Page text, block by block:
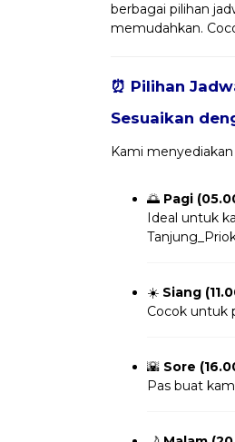
berbagai pilihan
memudahkan.
⏰ Pilihan
Sesuaikan
Kami menyediakan
🌅 Pagi
Ideal untuk
☀️ Siang
Cocok untuk
🌇 Sore
Pas buat